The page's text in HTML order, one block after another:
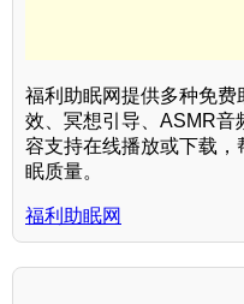
福利助眠网提供多种免
效、冥想引导、ASMR音
容支持在线播放或下载
眠质量。
福利助眠网